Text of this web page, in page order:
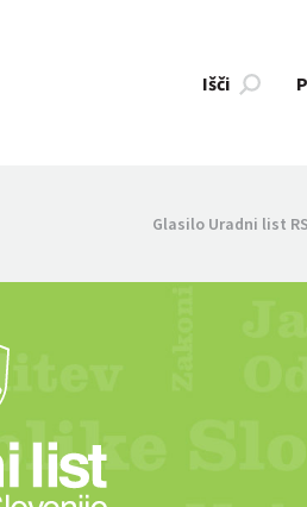
Išči
Glasilo Uradni list RS